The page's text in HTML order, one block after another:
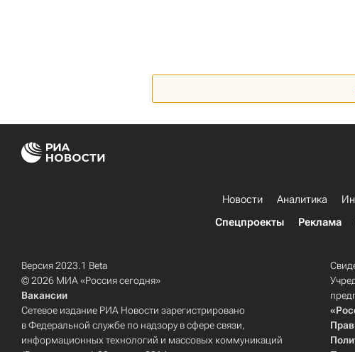
Новости Аналитика
Спецпроекты
Реклама
Версия 2023.1 Beta
© 2026 МИА «Россия сегодня»
Вакансии
Сетевое издание РИА Новости зарегистрировано
в Федеральной службе по надзору в сфере связи,
информационных технологий и массовых коммуникаций